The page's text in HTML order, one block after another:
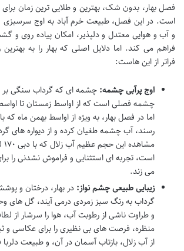
فصل بهار، بدون شک، بهترین و طلایی ترین زمان برای
است. در این فصل، طبیعت خرم آباد به اوج
و آب و هوایی معتدل و دلپذیر، امکان پیاده روی و
فراهم می کند. اما دلایل اصلی که بهار را به
فراتر از این هاست:
اوج پرآبی چشمه: چشمه ای که گرداب سنگی بر
چشمه فصلی است که از اواسط زمستان تا
اما در فصل بهار، به ویژه از اواسط بهمن ماه
رسند، آب چشمه طغیان کرده و از دیواره های
است، تجربه ای استثنایی و فراموش نشدنی را
می زند.
زیبایی طبیعی چشم نواز: در بهار، درختان و
گرداب به رنگ سبز زمردی درمی آیند، گل
و طراوت ناشی از رطوبت آب، هوا را سرشار از
منظره، فرصت های بی نظیری را برای عکاسی و
از آب زلال، بازتاب آسمان در آن، و طبیعت